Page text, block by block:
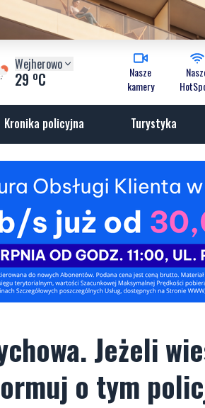
Wejherowo
29 oC
Nasze
kamery
Kronika policyjna Turystyka
Jeżeli
o tym